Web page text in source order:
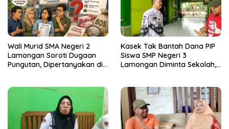
Wali Murid SMA Negeri 2
Lamongan Soroti Dugaan
Pungutan, Dipertanyakan di
Kasek Tak Bantah Dana PIP
Siswa SMP Negeri 3
Lamongan Diminta Sekolah,